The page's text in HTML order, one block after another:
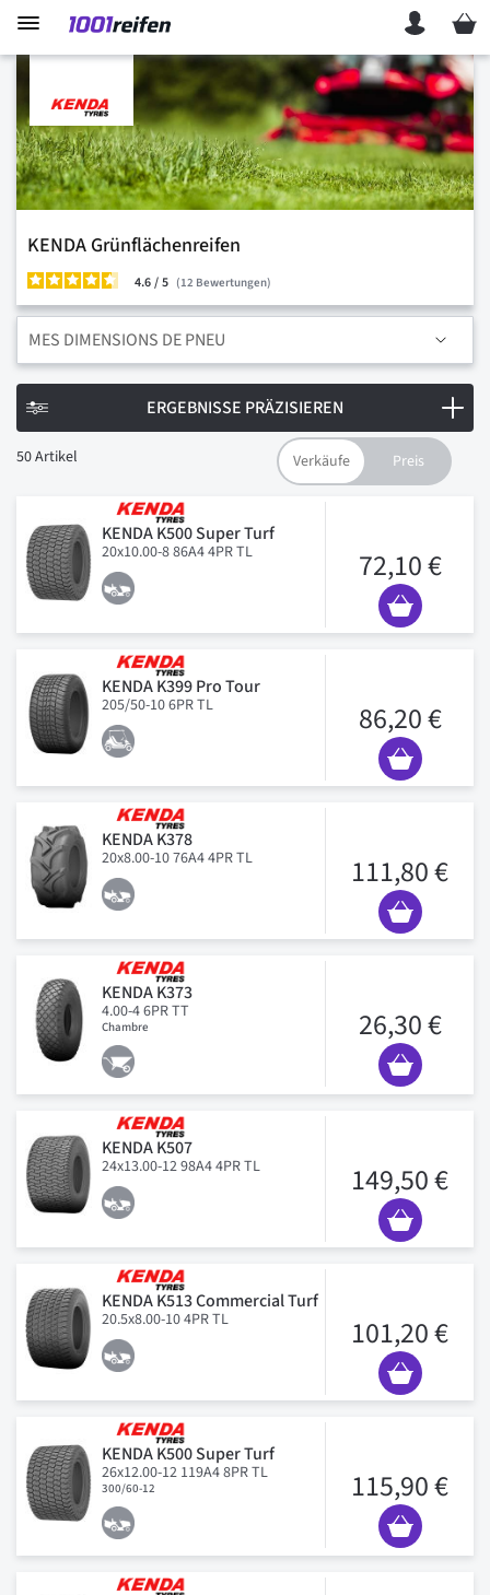
Mein
KENDA Grünflächenreifen
4.6/ 12 Bewertungen
50Artikel
KENDA K500 Super Turf
20x10.00-8 86A4 4PR TL 72,10 €
KENDA K399 Pro Tour
205/50-10 6PR TL 86,20 €
KENDA K378
20x8.00-10 76A4 4PR TL 111,80 €
KENDA K373
4.00-4 6PR TT
Chambre 26,30 €
KENDA K507
24x13.00-12 98A4 4PR TL 149,50 €
KENDA K513 Commercial Turf
20.5x8.00-10 4PR TL 101,20 €
KENDA K500 Super Turf
26x12.00-12 119A4 8PR TL
300/60-12 115,90 €
MES DIMENSIONS DE PNEU
ERGEBNISSE PRÄZISIEREN